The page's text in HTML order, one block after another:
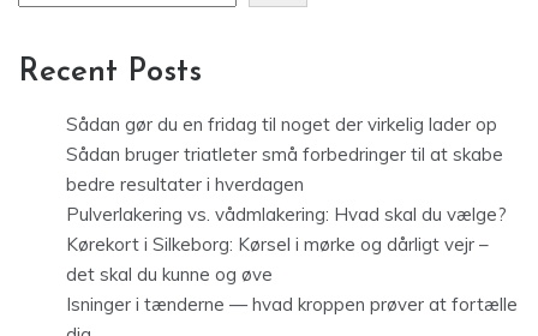
Recent Posts
Sådan gør du en fridag til noget der virkelig lader op
Sådan bruger triatleter små forbedringer til at skabe
bedre resultater i hverdagen
Pulverlakering vs. vådmlakering: Hvad skal du vælge?
Kørekort i Silkeborg: Kørsel i mørke og dårligt vejr –
det skal du kunne og øve
Isninger i tænderne — hvad kroppen prøver at fortælle